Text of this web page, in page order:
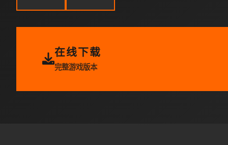
在线下载
完整游戏版本